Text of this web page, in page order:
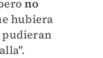
no
hubiera
pudieran